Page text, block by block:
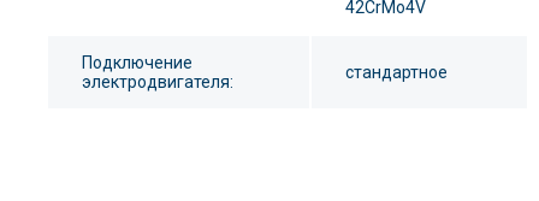
42CrMo4V
Подключение
электродвигателя:
стандартное